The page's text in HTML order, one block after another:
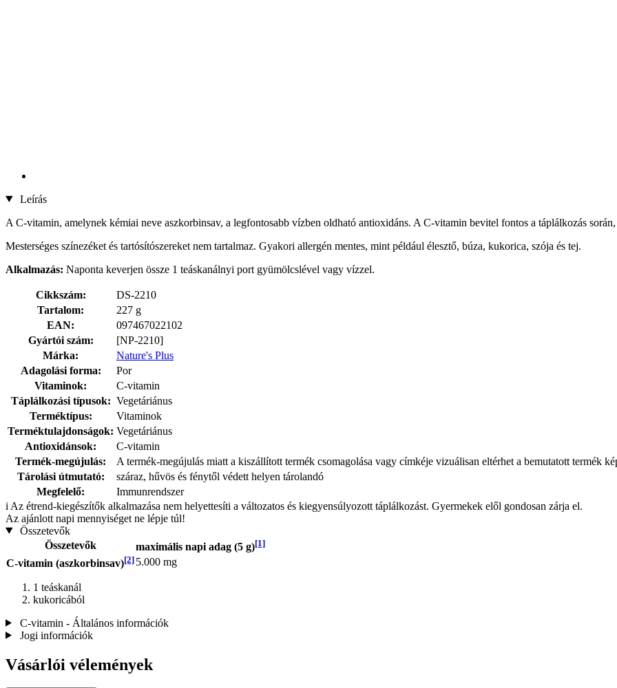
Leírás
A C-vitamin, amelynek kémiai neve aszkorbinsav, a legfontosabb vízben oldható antioxidáns. A C-vitamin bevitel fontos a táplálkozás
Mesterséges színezéket és tartósítószereket nem tartalmaz. Gyakori allergén mentes, mint például élesztő, búza, kukorica, szója és tej.
Alkalmazás: Naponta keverjen össze 1 teáskanálnyi port gyümölcslével vagy vízzel.
Cikkszám:
DS-2210
Tartalom:
227 g
EAN:
097467022102
Gyártói szám:
[NP-2210]
Márka:
Nature's Plus
Adagolási forma:
Por
Vitaminok:
C-vitamin
Táplálkozási típusok: Vegetáriánus
Terméktípus:
Vitaminok
Terméktulajdonságok: Vegetáriánus
Antioxidánsok:
C-vitamin
Termék-megújulás:
A termék-megújulás miatt a kiszállított termék csomagolása vagy címkéje vizuálisan eltérhet a bemutatott termék
Tárolási útmutató:
száraz, hűvös és fénytől védett helyen tárolandó
Megfelelő:
Immunrendszer
i Az étrend-kiegészítők alkalmazása nem helyettesíti a változatos és kiegyensúlyozott táplálkozást. Gyermekek elől gondosan zárja el.
Az ajánlott napi mennyiséget ne lépje túl!
Összetevők
Összetevők
maximális napi adag (5 g)[1]
C-vitamin (aszkorbinsav)[2] 5.000 mg
1 teáskanál
kukoricából
C-vitamin - Általános információk
Jogi információk
Vásárlói vélemények